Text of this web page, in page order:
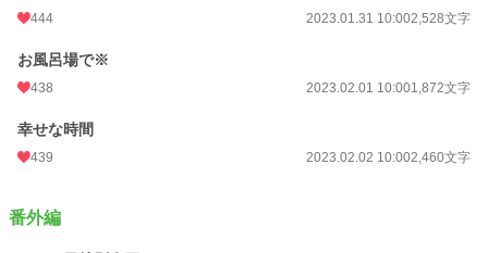
444 2023.01.31 10:002,528文字
お風呂場で※
438 2023.02.01 10:001,872文字
幸せな時間
439 2023.02.02 10:002,460文字
番外編